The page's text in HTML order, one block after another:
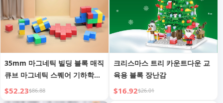
35mm 마그네틱 빌딩 블록 매직
큐브 마그네틱 스퀘어 기하학적
모양 어린이 교육 장난감
$52.23$86.88
크리스마스 트리 카운트다운 교
육용 블록 장난감
$16.92$26.01